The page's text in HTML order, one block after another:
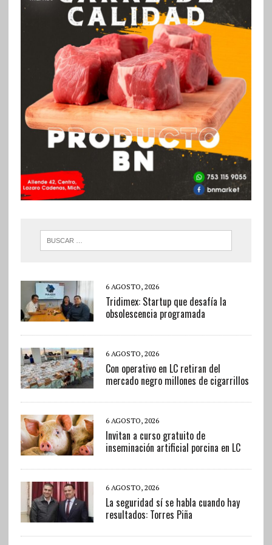
6 AGOSTO, 2026
Tridimex: Startup que desafía la
obsolescencia programada
6 AGOSTO, 2026
Con operativo en LC retiran del
mercado negro millones de cigarrillos
6 AGOSTO, 2026
Invitan a curso gratuito de
inseminación artificial porcina en LC
6 AGOSTO, 2026
La seguridad sí se habla cuando hay
resultados: Torres Piña